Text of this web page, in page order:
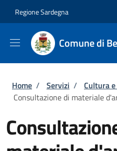
Regione Sardegna
Comune di
Briciole di pane
Home / Servizi / Cultura
Consultazione di materiale